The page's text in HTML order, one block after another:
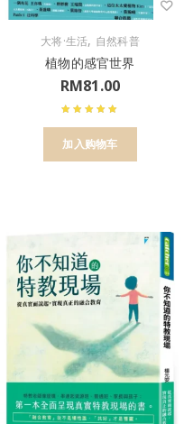
大将·生活, 自然科普
植物的感官世界
RM81.00
加入购物车